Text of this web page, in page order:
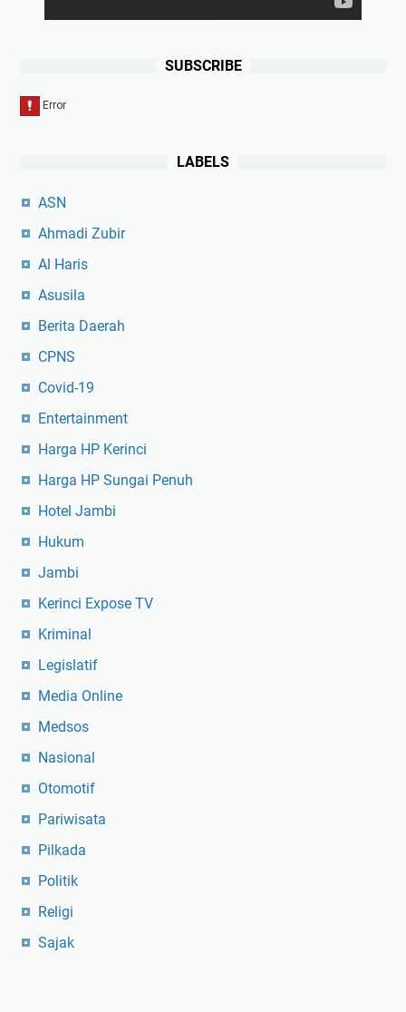
SUBSCRIBE
LABELS
ASN
Ahmadi Zubir
Al Haris
Asusila
Berita Daerah
CPNS
Covid-19
Entertainment
Harga HP Kerinci
Harga HP Sungai Penuh
Hotel Jambi
Hukum
Jambi
Kerinci Expose TV
Kriminal
Legislatif
Media Online
Medsos
Nasional
Otomotif
Pariwisata
Pilkada
Politik
Religi
Sajak